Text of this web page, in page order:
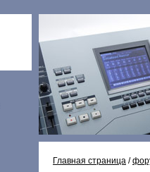
Главная страница /